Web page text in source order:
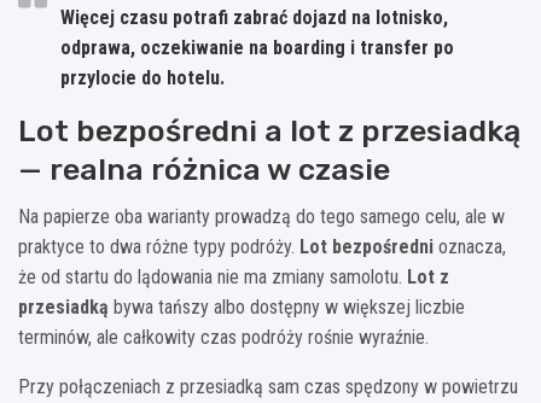
Więcej czasu potrafi zabrać dojazd na lotnisko,
odprawa, oczekiwanie na boarding i transfer po
przylocie do hotelu.
Lot bezpośredni a lot z przesiadką
— realna różnica w czasie
Na papierze oba warianty prowadzą do tego samego celu, ale w
praktyce to dwa różne typy podróży. Lot bezpośredni oznacza,
że od startu do lądowania nie ma zmiany samolotu. Lot z
przesiadką bywa tańszy albo dostępny w większej liczbie
terminów, ale całkowity czas podróży rośnie wyraźnie.
Przy połączeniach z przesiadką sam czas spędzony w powietrzu